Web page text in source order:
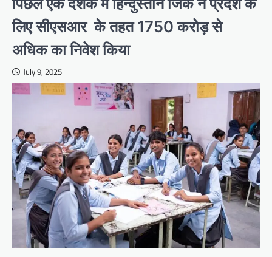
लिए सीएसआर के तहत 1750 करोड़ से
अधिक का निवेश किया
July 9, 2025